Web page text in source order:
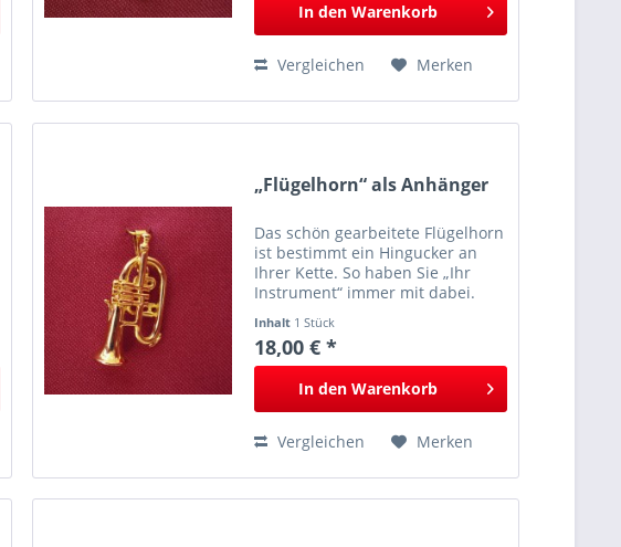
In den Warenkorb
Vergleichen Merken
„Flügelhorn“ als Anhänger
Das schön gearbeitete Flügelhorn
ist bestimmt ein Hingucker an
Ihrer Kette. So haben Sie „Ihr
Instrument“ immer mit dabei.
Inhalt 1 Stück
18,00 € *
In den Warenkorb
Vergleichen Merken